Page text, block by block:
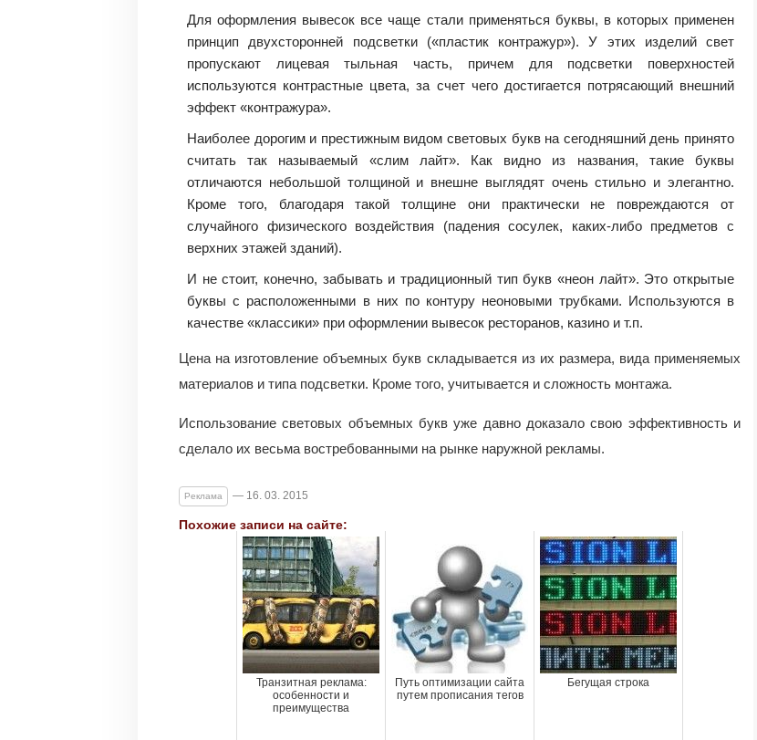
Для оформления вывесок все чаще стали применяться буквы, в которых применен
принцип двухсторонней подсветки («пластик контражур»). У этих изделий свет
пропускают лицевая тыльная часть, причем для подсветки поверхностей
используются контрастные цвета, за счет чего достигается потрясающий внешний
эффект «контражура».
Наиболее дорогим и престижным видом световых букв на сегодняшний день принято
считать так называемый «слим лайт». Как видно из названия, такие буквы
отличаются небольшой толщиной и внешне выглядят очень стильно и элегантно.
Кроме того, благодаря такой толщине они практически не повреждаются от
случайного физического воздействия (падения сосулек, каких-либо предметов с
верхних этажей зданий).
И не стоит, конечно, забывать и традиционный тип букв «неон лайт». Это открытые
буквы с расположенными в них по контуру неоновыми трубками. Используются в
качестве «классики» при оформлении вывесок ресторанов, казино и т.п.
Цена на изготовление объемных букв складывается из их размера, вида применяемых
материалов и типа подсветки. Кроме того, учитывается и сложность монтажа.
Использование световых объемных букв уже давно доказало свою эффективность и
сделало их весьма востребованными на рынке наружной рекламы.
Реклама — 16. 03. 2015
Похожие записи на сайте:
Транзитная реклама:
особенности и
преимущества
Путь оптимизации сайта
путем прописания тегов
Бегущая строка